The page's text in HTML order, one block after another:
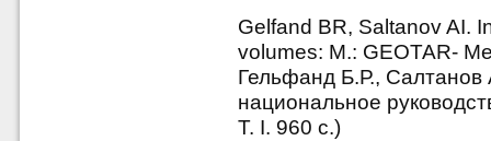
Gelfand BR, Saltanov AI.
volumes: М.: GEOTAR-
Гельфанд Б.Р.,
национальное
Т. I. 960 с.)